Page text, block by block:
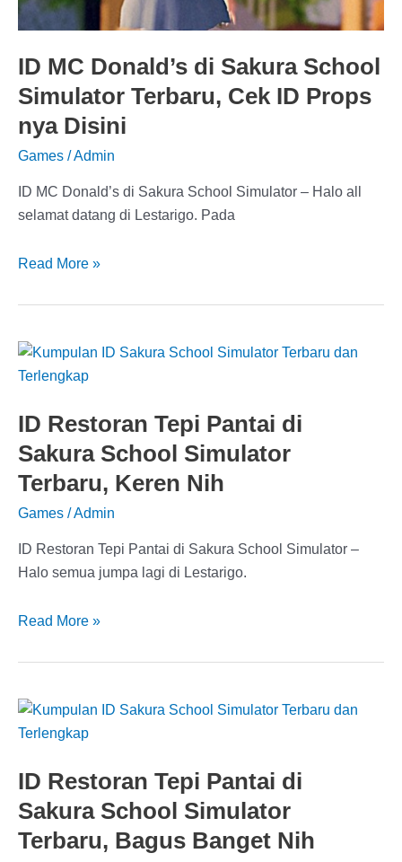
ID MC Donald’s di Sakura School
Simulator Terbaru, Cek ID Props
nya Disini
Games /Admin
ID MC Donald’s di Sakura School Simulator – Halo all
selamat datang di Lestarigo. Pada
ID
Donald’s
Sakura
School
Terbaru,
Cek
ID
Props
nya
Disini
Read More »
ID Restoran Tepi Pantai di
Sakura School Simulator
Terbaru, Keren Nih
Games /Admin
ID Restoran Tepi Pantai di Sakura School Simulator –
Halo semua jumpa lagi di Lestarigo.
ID
Tepi
di
Sakura
Simulator
Terbaru,
Keren
Nih
Read More »
ID Restoran Tepi Pantai di
Sakura School Simulator
Terbaru, Bagus Banget Nih